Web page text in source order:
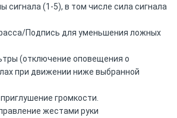
сигнала (1-5), в том числе сила сигнала
Подпись для уменьшения ложных
(отключение оповещения о
при движении ниже выбранной
громкости.
жестами руки